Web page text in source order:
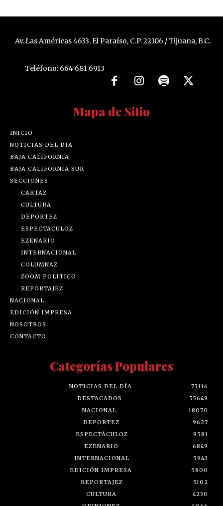
Av. Las Américas 4633, El Paraíso, C.P. 22106 / Tijuana, B.C.
Teléfono: 664 681 6913
Mapa de Sitio
INICIO
NOTICIAS DEL DÍA
BAJA CALIFORNIA
BAJA CALIFORNIA SUR
SECCIONES
CARTAZ
CULTURA
DEPORTEZ
ESPECTÁCULOZ
EZENARIO
INTERNACIONAL
COLUMNAZ
ZOOM POLÍTICO
REPORTAJEZ
NACIONAL
EDICIÓN IMPRESA
NOSOTROS
CONTACTO
Categorías Populares
NOTICIAS DEL DÍA
73116
DESTACADOS
55649
NACIONAL
18070
DEPORTEZ
9627
ESPECTÁCULOZ
9581
EZENARIO
6849
INTERNACIONAL
5943
EDICIÓN IMPRESA
5800
REPORTAJEZ
5102
CULTURA
4230